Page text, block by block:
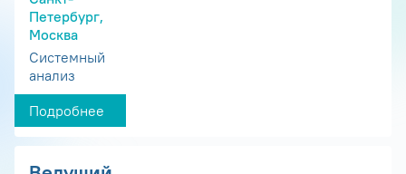
Петербург,
Москва
Системный
анализ
Подробнее